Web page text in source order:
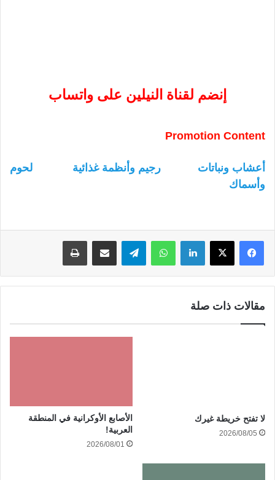
إنضم لقناة النيلين على واتساب
Promotion Content
أعشاب ونباتات رجيم وأنظمة غذائية
لحوم
وأسماك
لينكدإن واتساب
مقالات ذات صلة
لا تفتح خريطة غيرك
2026/08/05
الأصابع الأوكرانية في المنطقة
العربية!
2026/08/01